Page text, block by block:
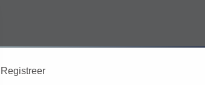
Registreer